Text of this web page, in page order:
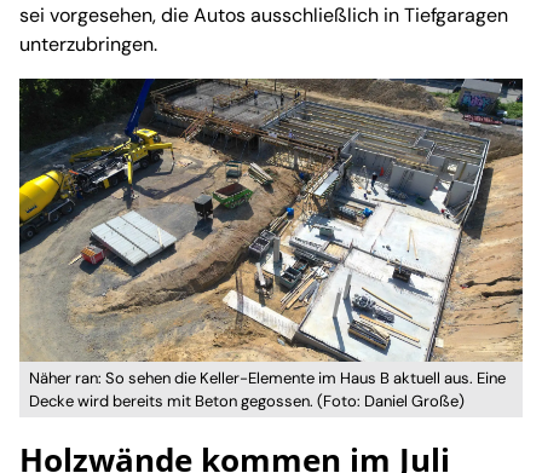
sei vorgesehen, die Autos ausschließlich in Tiefgaragen
unterzubringen.
Näher ran: So sehen die Keller-Elemente im Haus B aktuell aus. Eine
Decke wird bereits mit Beton gegossen. (Foto: Daniel Große)
Holzwände kommen im Juli